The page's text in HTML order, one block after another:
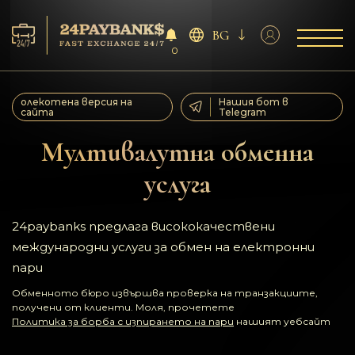
Услуга
Резерва
За партньорите
Отзиви
Правила
AML/CFT
0
BG
Мултивалутна обменна
услуга
олекотена версия на
сайта
Нашия бот в
Telegram
24paybanks предлага висококачествени
международни услуги за обмен на електронни
пари
Обменното бюро извършва проверка на транзакциите,
получени от клиенти. Моля, прочетете
Политика за борба с изпирането на пари нашият уебсайт